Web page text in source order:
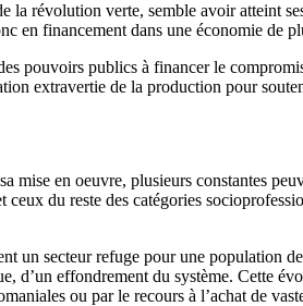
révolution verte, semble avoir atteint
en financement dans une économie de
pouvoirs publics à financer le
extravertie de la production pour
en oeuvre, plusieurs constantes
du reste des catégories
un secteur refuge pour une population
d’un effondrement du système. Cette
ou par le recours à l’achat de